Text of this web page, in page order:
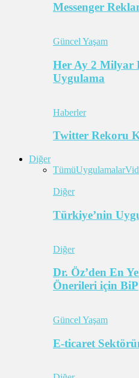
Messenger
Güncel Yaşam
Her Ay 2 Milyar
Uygulama
Haberler
Twitter Rekoru
Diğer
TümüUygulamalar
Diğer
Türkiye’nin
Diğer
Dr. Öz’den En
Önerileri için BiP
Güncel Yaşam
E-ticaret